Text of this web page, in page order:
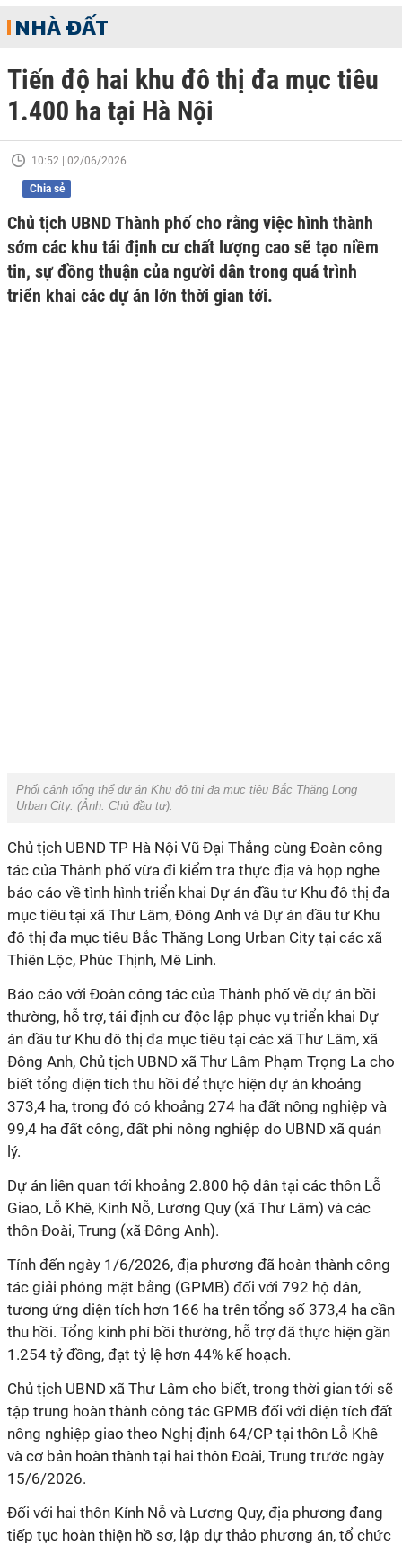
NHÀ ĐẤT
Tiến độ hai khu đô thị đa mục tiêu
1.400 ha tại Hà Nội
10:52 | 02/06/2026
Chia sẻ
Chủ tịch UBND Thành phố cho rằng việc hình thành
sớm các khu tái định cư chất lượng cao sẽ tạo niềm
tin, sự đồng thuận của người dân trong quá trình
triển khai các dự án lớn thời gian tới.
Phối cảnh tổng thể dự án Khu đô thị đa mục tiêu Bắc Thăng Long
Urban City. (Ảnh: Chủ đầu tư).
Chủ tịch UBND TP Hà Nội Vũ Đại Thắng cùng Đoàn công
tác của Thành phố vừa đi kiểm tra thực địa và họp nghe
báo cáo về tình hình triển khai Dự án đầu tư Khu đô thị đa
mục tiêu tại xã Thư Lâm, Đông Anh và Dự án đầu tư Khu
đô thị đa mục tiêu Bắc Thăng Long Urban City tại các xã
Thiên Lộc, Phúc Thịnh, Mê Linh.
Báo cáo với Đoàn công tác của Thành phố về dự án bồi
thường, hỗ trợ, tái định cư độc lập phục vụ triển khai Dự
án đầu tư Khu đô thị đa mục tiêu tại các xã Thư Lâm, xã
Đông Anh, Chủ tịch UBND xã Thư Lâm Phạm Trọng La cho
biết tổng diện tích thu hồi để thực hiện dự án khoảng
373,4 ha, trong đó có khoảng 274 ha đất nông nghiệp và
99,4 ha đất công, đất phi nông nghiệp do UBND xã quản
lý.
Dự án liên quan tới khoảng 2.800 hộ dân tại các thôn Lỗ
Giao, Lỗ Khê, Kính Nỗ, Lương Quy (xã Thư Lâm) và các
thôn Đoài, Trung (xã Đông Anh).
Tính đến ngày 1/6/2026, địa phương đã hoàn thành công
tác giải phóng mặt bằng (GPMB) đối với 792 hộ dân,
tương ứng diện tích hơn 166 ha trên tổng số 373,4 ha cần
thu hồi. Tổng kinh phí bồi thường, hỗ trợ đã thực hiện gần
1.254 tỷ đồng, đạt tỷ lệ hơn 44% kế hoạch.
Chủ tịch UBND xã Thư Lâm cho biết, trong thời gian tới sẽ
tập trung hoàn thành công tác GPMB đối với diện tích đất
nông nghiệp giao theo Nghị định 64/CP tại thôn Lỗ Khê
và cơ bản hoàn thành tại hai thôn Đoài, Trung trước ngày
15/6/2026.
Đối với hai thôn Kính Nỗ và Lương Quy, địa phương đang
tiếp tục hoàn thiện hồ sơ, lập dự thảo phương án, tổ chức